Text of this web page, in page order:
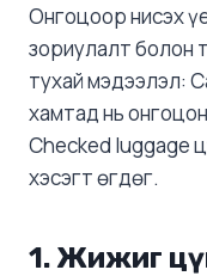
Онгоцоор нисэх
зориулалт болон
тухай мэдээлэл:
хамтад нь
Checked luggage
хэсэгт өгдөг.
1. Жижиг